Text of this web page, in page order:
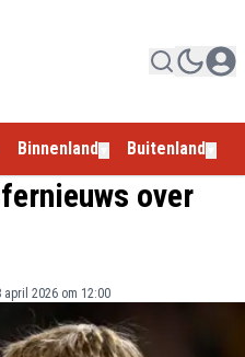
Binnenland Buitenland
over
2026 om 12:00